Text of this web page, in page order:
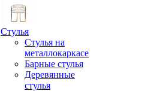
Стулья
Стулья на
металлокаркасе
Барные стулья
Деревянные
стулья